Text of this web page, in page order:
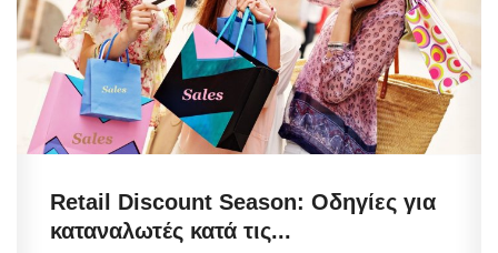
Retail Discount Season: Οδηγίες για
καταναλωτές κατά τις...